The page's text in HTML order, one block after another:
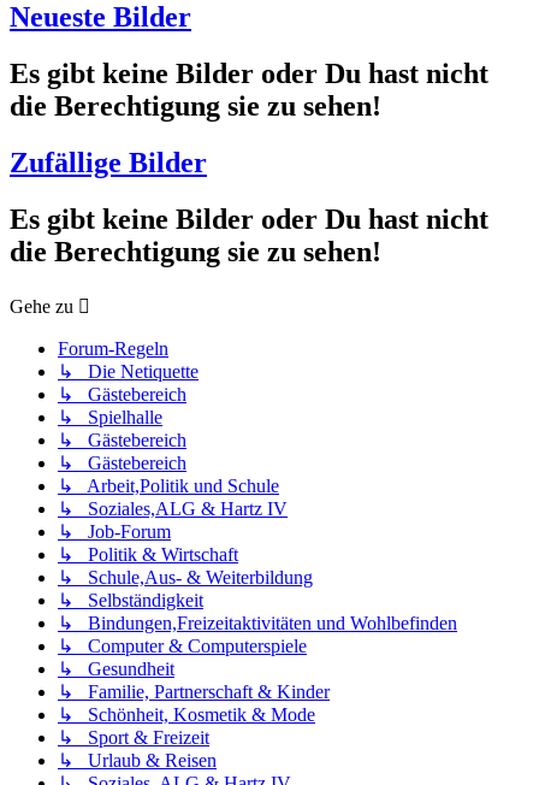
Neueste Bilder
Es gibt keine Bilder oder Du hast nicht
die Berechtigung sie zu sehen!
Zufällige Bilder
Es gibt keine Bilder oder Du hast nicht
die Berechtigung sie zu sehen!
Gehe zu
Forum-Regeln
↳ Die Netiquette
↳ Gästebereich
↳ Spielhalle
↳ Gästebereich
↳ Gästebereich
↳ Arbeit,Politik und Schule
↳ Soziales,ALG & Hartz IV
↳ Job-Forum
↳ Politik & Wirtschaft
↳ Schule,Aus- & Weiterbildung
↳ Selbständigkeit
↳ Bindungen,Freizeitaktivitäten und Wohlbefinden
↳ Computer & Computerspiele
↳ Gesundheit
↳ Familie, Partnerschaft & Kinder
↳ Schönheit, Kosmetik & Mode
↳ Sport & Freizeit
↳ Urlaub & Reisen